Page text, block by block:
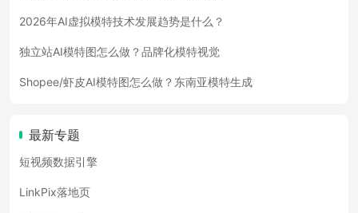
2026年AI虚拟模特技术发展趋势是什么？
独立站AI模特图怎么做？品牌化模特视觉
Shopee/虾皮AI模特图怎么做？东南亚模特生成
最新专题
短视频数据引擎
LinkPix落地页